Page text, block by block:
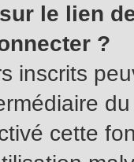
le lien
?
inscrits
cette